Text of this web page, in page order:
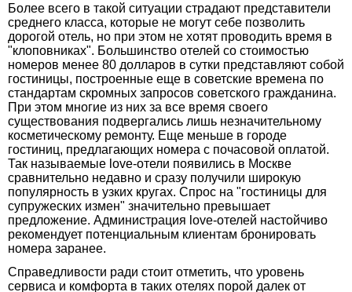
Более всего в такой ситуации страдают представители
среднего класса, которые не могут себе позволить
дорогой отель, но при этом не хотят проводить время в
"клоповниках". Большинство отелей со стоимостью
номеров менее 80 долларов в сутки представляют собой
гостиницы, построенные еще в советские времена по
стандартам скромных запросов советского гражданина.
При этом многие из них за все время своего
существования подвергались лишь незначительному
косметическому ремонту. Еще меньше в городе
гостиниц, предлагающих номера с почасовой оплатой.
Так называемые love-отели появились в Москве
сравнительно недавно и сразу получили широкую
популярность в узких кругах. Спрос на "гостиницы для
супружеских измен" значительно превышает
предложение. Администрация love-отелей настойчиво
рекомендует потенциальным клиентам бронировать
номера заранее.
Справедливости ради стоит отметить, что уровень
сервиса и комфорта в таких отелях порой далек от